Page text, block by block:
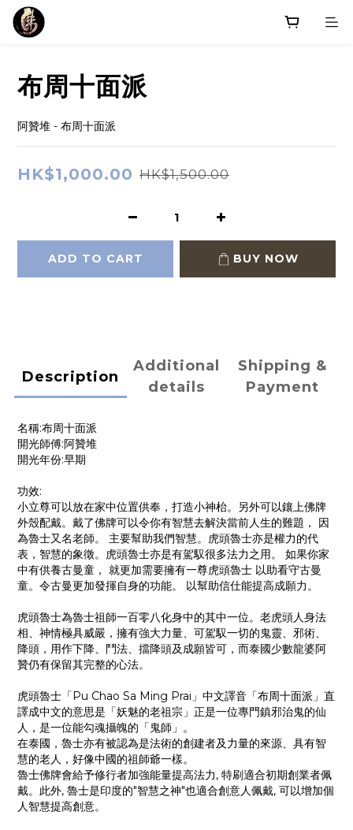
布周十面派
阿贊堆 - 布周十面派
HK$1,000.00 HK$1,500.00
ADD TO CART BUY NOW
Description
Additional
details
Shipping &
Payment
名稱:布周十面派
開光師傅:阿贊堆
開光年份:早期
功效:
小立尊可以放在家中位置供奉，打造小神枱。另外可以鑲上佛牌
外殼配戴。戴了佛牌可以令你有智慧去解決當前人生的難題， 因
為魯士又名老師。 主要幫助我們智慧。虎頭魯士亦是權力的代
表，智慧的象徵。虎頭魯士亦是有駕馭很多法力之用。 如果你家
中有供養古曼童， 就更加需要擁有一尊虎頭魯士 以助看守古曼
童。令古曼更加發揮自身的功能。 以幫助信仕能提高成願力。
虎頭魯士為魯士祖師一百零八化身中的其中一位。老虎頭人身法
相、神情極具威嚴，擁有強大力量、可駕馭一切的鬼靈、邪術、
降頭，用作下降、鬥法、擋降頭及成願皆可，而泰國少數龍婆阿
贊仍有保留其完整的心法。
虎頭魯士「Pu Chao Sa Ming Prai」中文譯音「布周十面派」直
譯成中文的意思是「妖魅的老祖宗」正是一位專門鎮邪治鬼的仙
人，是一位能勾魂攝魄的「鬼師」。
在泰國，魯士亦有被認為是法術的創建者及力量的來源、具有智
慧的老人，好像中國的祖師爺一樣。
魯士佛牌會給予修行者加強能量提高法力, 特刷適合初期創業者佩
戴。此外, 魯士是印度的"智慧之神"也適合創意人佩戴, 可以增加個
人智慧提高創意。